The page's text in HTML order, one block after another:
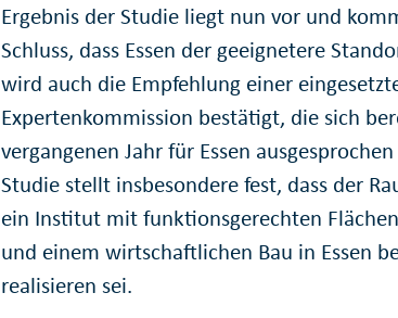
Ergebnis der Studie liegt nun vor und
Schluss, dass Essen der geeignetere
wird auch die Empfehlung einer
Expertenkommission bestätigt, die sich
vergangenen Jahr für Essen
Studie stellt insbesondere fest, dass der
ein Institut mit funktionsgerechten
und einem wirtschaftlichen Bau in Essen
realisieren sei.